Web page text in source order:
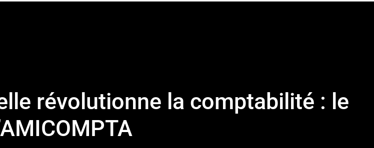
révolutionne la comptabilité : le